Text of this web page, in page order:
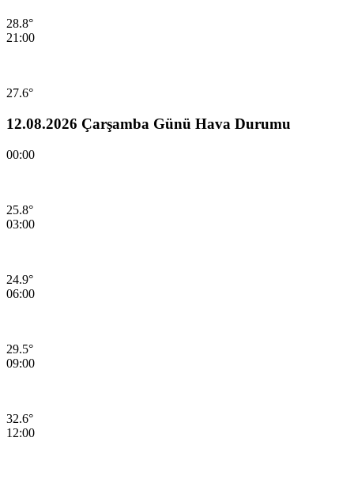
28.8°
21:00
27.6°
12.08.2026 Çarşamba Günü Hava Durumu
00:00
25.8°
03:00
24.9°
06:00
29.5°
09:00
32.6°
12:00